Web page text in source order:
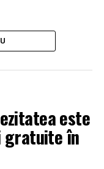
este
gratuite în